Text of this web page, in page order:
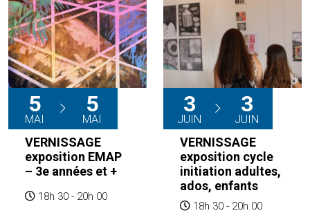
5
MAI
5
MAI
VERNISSAGE
exposition EMAP
– 3e années et +
18h 30 - 20h 00
3
JUIN
3
JUIN
VERNISSAGE
exposition cycle
initiation adultes,
ados, enfants
18h 30 - 20h 00